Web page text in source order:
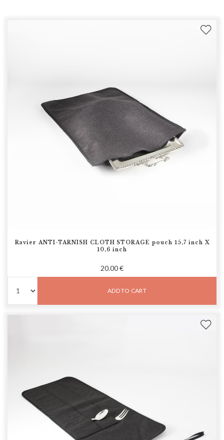
Ravier ANTI-TARNISH CLOTH STORAGE pouch 15,7 inch X
10,6 inch
20.00 €
ADD TO CART